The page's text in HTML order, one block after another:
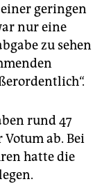
geringen
nur eine
zu sehen
rund 47
ab. Bei
hatte die